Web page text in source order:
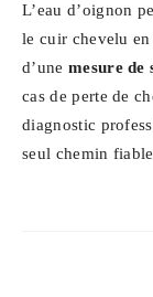
L’eau d’oignon
le cuir chevelu en
d’une mesure de
cas de perte de
diagnostic
seul chemin